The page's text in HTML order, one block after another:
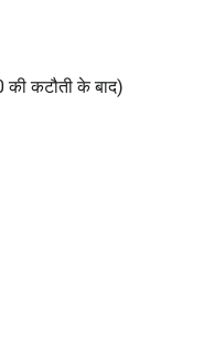
कटौती के बाद)